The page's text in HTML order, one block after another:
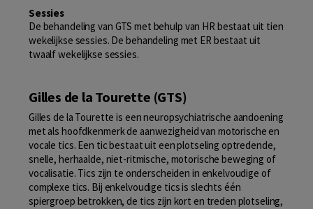
Sessies
De behandeling van GTS met behulp van HR bestaat uit tien
wekelijkse sessies. De behandeling met ER bestaat uit
twaalf wekelijkse sessies.
Gilles de la Tourette (GTS)
Gilles de la Tourette is een neuropsychiatrische aandoening
met als hoofdkenmerk de aanwezigheid van motorische en
vocale tics. Een tic bestaat uit een plotseling optredende,
snelle, herhaalde, niet-ritmische, motorische beweging of
vocalisatie. Tics zijn te onderscheiden in enkelvoudige of
complexe tics. Bij enkelvoudige tics is slechts één
spiergroep betrokken, de tics zijn kort en treden plotseling,